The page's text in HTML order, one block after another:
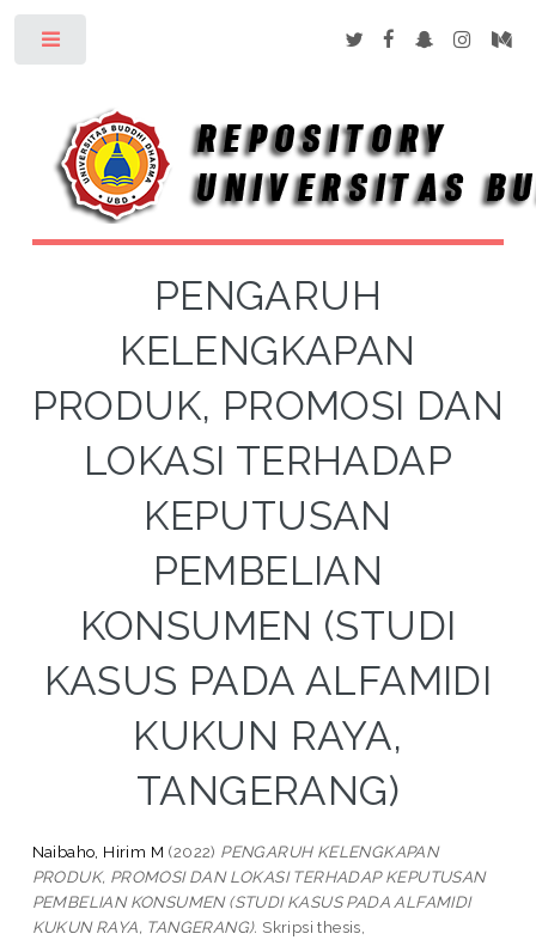
PENGARUH
KELENGKAPAN
PRODUK, PROMOSI DAN
LOKASI TERHADAP
KEPUTUSAN
PEMBELIAN
KONSUMEN (STUDI
KASUS PADA ALFAMIDI
KUKUN RAYA,
TANGERANG)
Naibaho, Hirim M (2022) PENGARUH KELENGKAPAN
PRODUK, PROMOSI DAN LOKASI TERHADAP KEPUTUSAN
PEMBELIAN KONSUMEN (STUDI KASUS PADA ALFAMIDI
KUKUN RAYA, TANGERANG). Skripsi thesis,